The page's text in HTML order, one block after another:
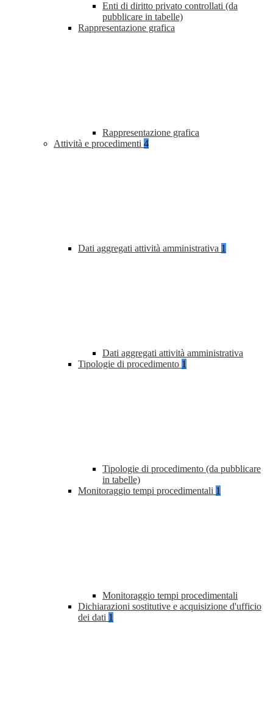
Enti di diritto privato controllati (da
pubblicare in tabelle)
Rappresentazione grafica
Rappresentazione grafica
Attività e procedimenti 4
Dati aggregati attività amministrativa 1
Dati aggregati attività amministrativa
Tipologie di procedimento 1
Tipologie di procedimento (da pubblicare
in tabelle)
Monitoraggio tempi procedimentali 1
Monitoraggio tempi procedimentali
Dichiarazioni sostitutive e acquisizione d'ufficio
dei dati 1